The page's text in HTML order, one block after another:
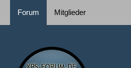
Forum Mitglieder